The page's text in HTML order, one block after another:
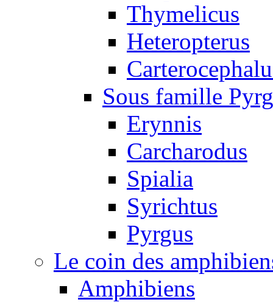
Thymelicus
Heteropterus
Sous famille
Erynnis
Carcharodus
Spialia
Syrichtus
Pyrgus
Le coin des
Amphibiens